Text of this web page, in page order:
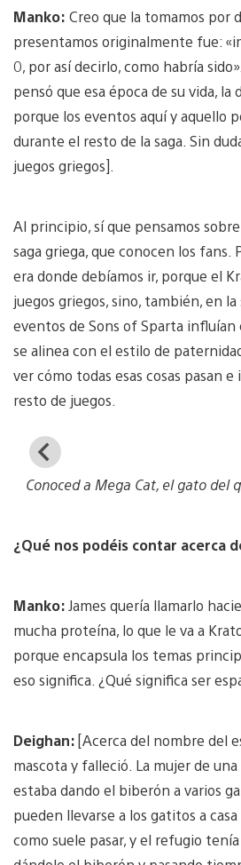
Manko: Creo que la tomamos por
presentamos originalmente fue:
0, por así decirlo, como habría
pensó que esa época de su vida,
porque los eventos aquí y aquello
durante el resto de la saga. Sin
juegos griegos].
Al principio, sí que pensamos
saga griega, que conocen los
era donde debíamos ir, porque el
juegos griegos, sino, también, en
eventos de Sons of Sparta influían
se alinea con el estilo de
ver cómo todas esas cosas pasan
resto de juegos.
View
and
download
Conoced a Mega Cat, el gato del
¿Qué nos podéis contar acerca
Manko:James quería llamarlo
mucha proteína, lo que le va a
porque encapsula los temas
eso significa. ¿Qué significa ser
Deighan: [Acerca del nombre del
mascota y falleció. La mujer de
estaba dando el biberón a varios
pueden llevarse a los gatitos a
como suele pasar, y el refugio